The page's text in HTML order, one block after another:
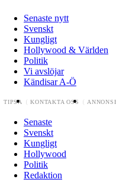
Senaste nytt
Svenskt
Kungligt
Hollywood & Världen
Politik
Vi avslöjar
Kändisar A-Ö
TIPSA KONTAKTA OSS
Senaste
Svenskt
Kungligt
Hollywood
Politik
Redaktion